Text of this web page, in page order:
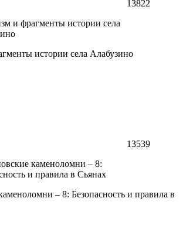
13822
истории села Алабузино
13539
– 8: Безопасность и правила в